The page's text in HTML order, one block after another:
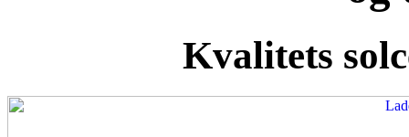
Kvalitets